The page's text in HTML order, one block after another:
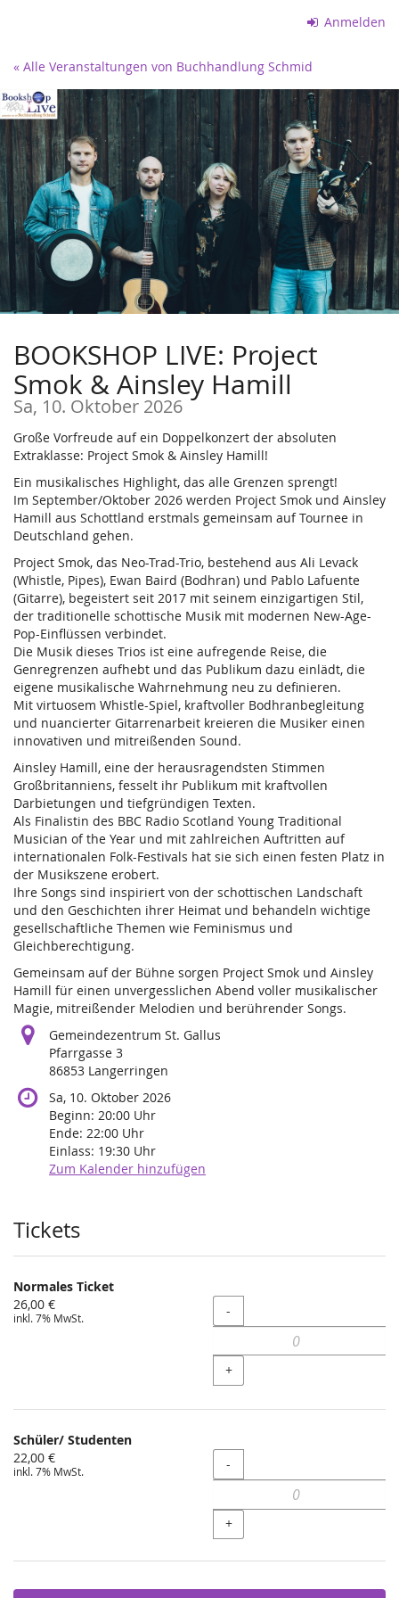
springen
Anmelden
« Alle Veranstaltungen von Buchhandlung Schmid
BOOKSHOP LIVE: Project
Smok & Ainsley Hamill
Sa, 10. Oktober 2026
Große Vorfreude auf ein Doppelkonzert der absoluten
Extraklasse: Project Smok & Ainsley Hamill!
Ein musikalisches Highlight, das alle Grenzen sprengt!
Im September/Oktober 2026 werden Project Smok und Ainsley
Hamill aus Schottland erstmals gemeinsam auf Tournee in
Deutschland gehen.
Project Smok, das Neo-Trad-Trio, bestehend aus Ali Levack
(Whistle, Pipes), Ewan Baird (Bodhran) und Pablo Lafuente
(Gitarre), begeistert seit 2017 mit seinem einzigartigen Stil,
der traditionelle schottische Musik mit modernen New-Age-
Pop-Einflüssen verbindet.
Die Musik dieses Trios ist eine aufregende Reise, die
Genregrenzen aufhebt und das Publikum dazu einlädt, die
eigene musikalische Wahrnehmung neu zu definieren.
Mit virtuosem Whistle-Spiel, kraftvoller Bodhranbegleitung
und nuancierter Gitarrenarbeit kreieren die Musiker einen
innovativen und mitreißenden Sound.
Ainsley Hamill, eine der herausragendsten Stimmen
Großbritanniens, fesselt ihr Publikum mit kraftvollen
Darbietungen und tiefgründigen Texten.
Als Finalistin des BBC Radio Scotland Young Traditional
Musician of the Year und mit zahlreichen Auftritten auf
internationalen Folk-Festivals hat sie sich einen festen Platz in
der Musikszene erobert.
Ihre Songs sind inspiriert von der schottischen Landschaft
und den Geschichten ihrer Heimat und behandeln wichtige
gesellschaftliche Themen wie Feminismus und
Gleichberechtigung.
Gemeinsam auf der Bühne sorgen Project Smok und Ainsley
Hamill für einen unvergesslichen Abend voller musikalischer
Magie, mitreißender Melodien und berührender Songs.
Gemeindezentrum St. Gallus
Pfarrgasse 3
86853 Langerringen
Sa, 10. Oktober 2026
Beginn: 20:00 Uhr
Ende: 22:00 Uhr
Einlass: 19:30 Uhr
Zum Kalender hinzufügen
Produkte
Tickets
Normales Ticket
26,00 €
inkl. 7% MwSt. Menge
-
+
Schüler/ Studenten
22,00 €
inkl. 7% MwSt. Menge
-
+